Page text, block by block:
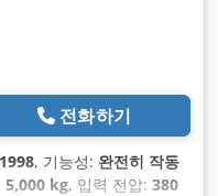
전화하기
1998, 기능성: 완전히 작동
5,000 kg, 입력 전압: 380